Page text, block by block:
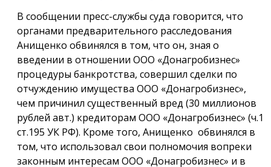
В сообщении пресс-службы суда говорится, что
органами предварительного расследования
Анищенко обвинялся в том, что он, зная о
введении в отношении ООО «Донагробизнес»
процедуры банкротства, совершил сделки по
отчуждению имущества ООО «Донагробизнес»,
чем причинил существенный вред (30 миллионов
рублей авт.) кредиторам ООО «Донагробизнес» (ч.1
ст.195 УК РФ). Кроме того, Анищенко обвинялся в
том, что использовал свои полномочия вопреки
законным интересам ООО «Донагробизнес» и в